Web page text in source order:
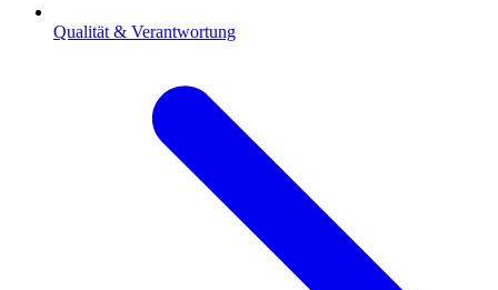
Qualität & Verantwortung